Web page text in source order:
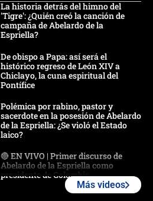
La historia detrás del himno del
'Tigre': ¿Quién creó la canción de
campaña de Abelardo de la
Espriella?
De obispo a Papa: así será el
histórico regreso de León XIV a
Chiclayo, la cuna espiritual del
Pontífice
Polémica por rabino, pastor y
sacerdote en la posesión de Abelardo
de la Espriella: ¿Se violó el Estado
laico?
🔴 EN VIVO | Primer discurso de
Abelardo de la Espriella como
presidente de Colombia
Más videos